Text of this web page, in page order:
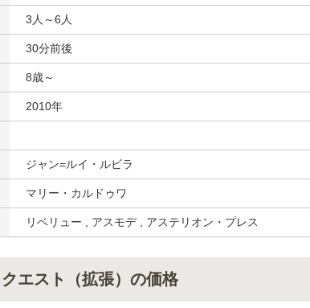
3人～6人
30分前後
8歳～
2010年
ジャン=ルイ・ルビラ
マリー・カルドゥワ
リベリュー , アスモデ , アステリオン・プレス
エスト（拡張）の価格